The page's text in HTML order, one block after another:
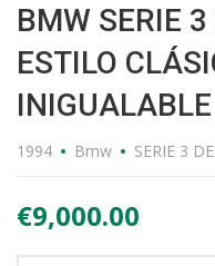
BMW SERIE
ESTILO
INIGUALABLE
1994 Bmw SERIE 3
€9,000.00